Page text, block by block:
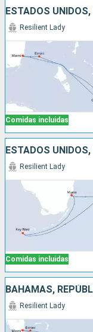
ESTADOS
Comidas incluidas
Resilient Lady
ESTADOS
Comidas incluidas
Resilient Lady
Resilient Lady